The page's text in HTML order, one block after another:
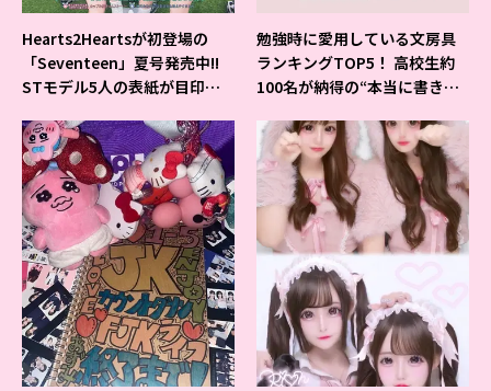
Hearts2Heartsが初登場の
「Seventeen」夏号発売中!!
STモデル5人の表紙が目印だ
勉強時に愛用している文房具
ランキングTOP5！ 高校生約
100名が納得の“本当に書きや